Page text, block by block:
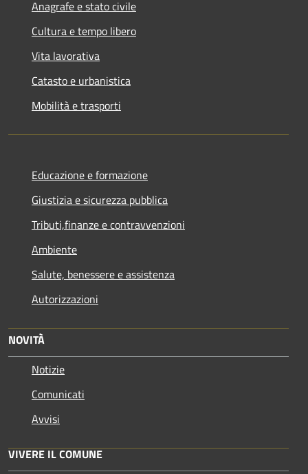
Anagrafe e stato civile
Cultura e tempo libero
Vita lavorativa
Catasto e urbanistica
Mobilità e trasporti
Educazione e formazione
Giustizia e sicurezza pubblica
Tributi,finanze e contravvenzioni
Ambiente
Salute, benessere e assistenza
Autorizzazioni
NOVITÀ
Notizie
Comunicati
Avvisi
VIVERE IL COMUNE